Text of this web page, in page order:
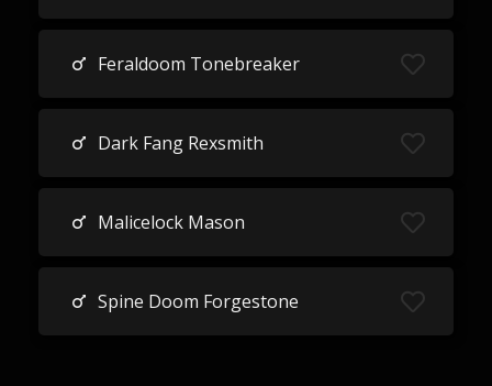
Feraldoom Tonebreaker
Dark Fang Rexsmith
Malicelock Mason
Spine Doom Forgestone